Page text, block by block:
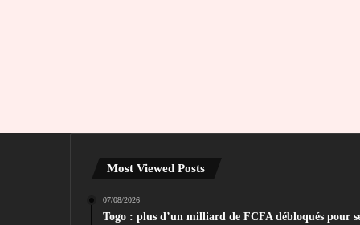
Most Viewed Posts
07/08/2026
Togo : plus d’un milliard de FCFA débloqués pour